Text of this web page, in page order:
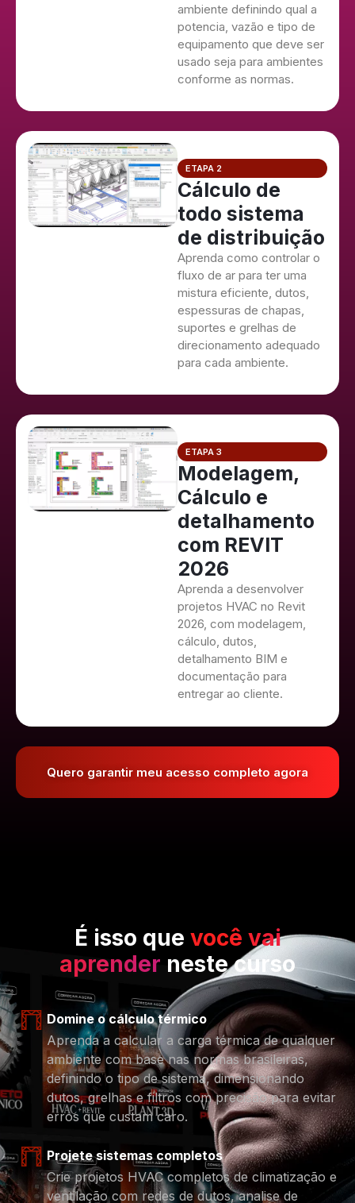
ambiente definindo qual a
potencia, vazão e tipo de
equipamento que deve ser
usado seja para ambientes
conforme as normas.
ETAPA 2
Cálculo de
todo sistema
de distribuição
Aprenda como controlar o
fluxo de ar para ter uma
mistura eficiente, dutos,
espessuras de chapas,
suportes e grelhas de
direcionamento adequado
para cada ambiente.
ETAPA 3
Modelagem,
Cálculo e
detalhamento
com REVIT
2026
Aprenda a desenvolver
projetos HVAC no Revit
2026, com modelagem,
cálculo, dutos,
detalhamento BIM e
documentação para
entregar ao cliente.
Quero garantir meu acesso completo agora
É isso que você vai
aprender neste curso
Domine o cálculo térmico
Aprenda a calcular a carga térmica de qualquer
ambiente com base nas normas brasileiras,
definindo o tipo de sistema, dimensionando
dutos, grelhas e filtros com precisão para evitar
erros que custam caro.
Projete sistemas completos
Crie projetos HVAC completos de climatização e
ventilação com redes de dutos, analise de